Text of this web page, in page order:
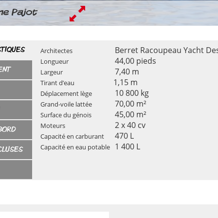
Pajot
Architectes Berret Racoupeau Yacht
Longueur 44,00 pieds
Largeur 7,40 m
Tirant d’eau 1,15 m
Déplacement lège 10 800 kg
Grand-voile lattée 70,00 m²
Surface du génois 45,00 m²
Moteurs 2 x 40 cv
Capacité en carburant 470 L
Capacité en eau potable 1 400 L